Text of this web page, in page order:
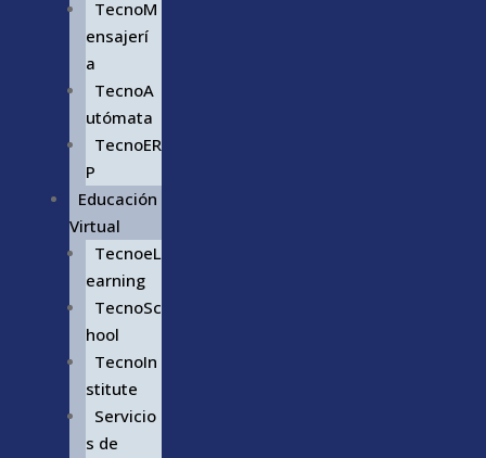
TecnoM
ensajerí
a
TecnoA
utómata
TecnoER
P
Educación
Virtual
TecnoeL
earning
TecnoSc
hool
TecnoIn
stitute
Servicio
s de